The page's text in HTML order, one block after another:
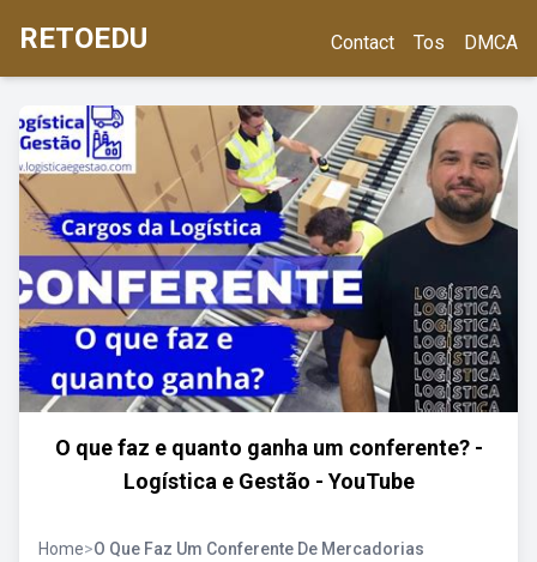
RETOEDU Contact Tos DMCA
O que faz e quanto ganha um conferente? -
Logística e Gestão - YouTube
Home>O Que Faz Um Conferente De Mercadorias